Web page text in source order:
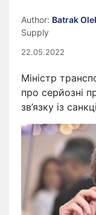
Author: Batrak
Supply
22.05.2022
Міністр
про серйозні
зв’язку із